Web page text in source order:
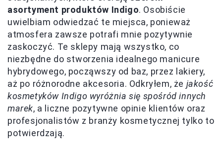
asortyment produktów Indigo. Osobiście
uwielbiam odwiedzać te miejsca, ponieważ
atmosfera zawsze potrafi mnie pozytywnie
zaskoczyć. Te sklepy mają wszystko, co
niezbędne do stworzenia idealnego manicure
hybrydowego, począwszy od baz, przez lakiery,
aż po różnorodne akcesoria. Odkryłem, że jakość
kosmetyków Indigo wyróżnia się spośród innych
marek, a liczne pozytywne opinie klientów oraz
profesjonalistów z branży kosmetycznej tylko to
potwierdzają.